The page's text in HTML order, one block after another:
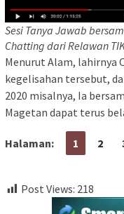
Sesi Tanya Jawab
Chatting dari Relawan
Menurut Alam, lahirnya
kegelisahan tersebut,
2020 misalnya, Ia
Magetan dapat terus
Halaman: 1 2
Post Views: 218